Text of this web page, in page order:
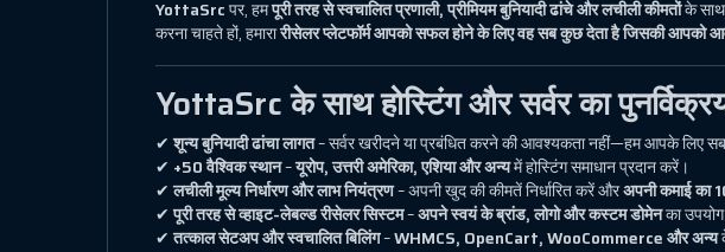
YottaSrcपर, हमपूरी तरह से स्वचालित प्रणाली, प्रीमियम बुनियादी ढांचे और लचीली कीमतोंके
करना चाहते हों, हमारारीसेलर प्लेटफॉर्म आपको सफल होने के लिए वह सब कुछ देता है जिसकी आपको
YottaSrc के साथ होस्टिंग और सर्वर का
✔शून्य बुनियादी ढांचा लागत– सर्वर खरीदने या प्रबंधित करने की आवश्यकता नहीं—हम आपके लिए
✔ +50 वैश्विक स्थान–यूरोप, उत्तरी अमेरिका, एशिया और अन्यमें होस्टिंग समाधान प्रदान करें।
✔लचीली मूल्य निर्धारण और लाभ नियंत्रण– अपनी खुद की कीमतें निर्धारित करें औरअपनी कमाई का
✔पूरी तरह से व्हाइट-लेबल्ड रीसेलर सिस्टम–अपने स्वयं के ब्रांड, लोगो और कस्टम डोमेनका
✔तत्काल सेटअप और स्वचालित बिलिंग–WHMCS, OpenCart, WooCommerce और अन्य